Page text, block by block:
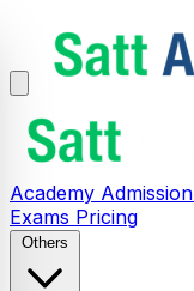
Academy Admission
Exams Pricing
Others